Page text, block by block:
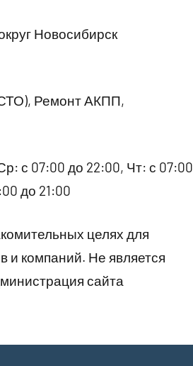
Новосибирск
Ремонт АКПП,
с 07:00 до 22:00, Чт: с 07:00
до 21:00
целях для
и компаний. Не является
сайта